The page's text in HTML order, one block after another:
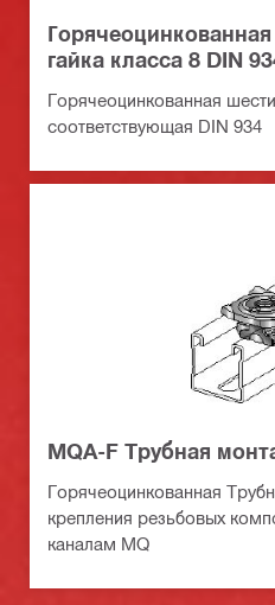
гайка класса 8 DIN
Горячеоцинкованная
соответствующая DIN 934
MQA-F Трубная
Горячеоцинкованная
крепления резьбовых
каналам MQ